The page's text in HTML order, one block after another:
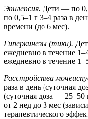
Эпилепсия. Дети — по
по 0,5–1 г 3–4 раза в
времени (до 6 мес).
Гиперкинезы (тики).
ежедневно в течение
ежедневно в течение
Расстройства
раза в день (суточная
(суточная доза — 25–50
от 2 нед до 3 мес
терапевтического